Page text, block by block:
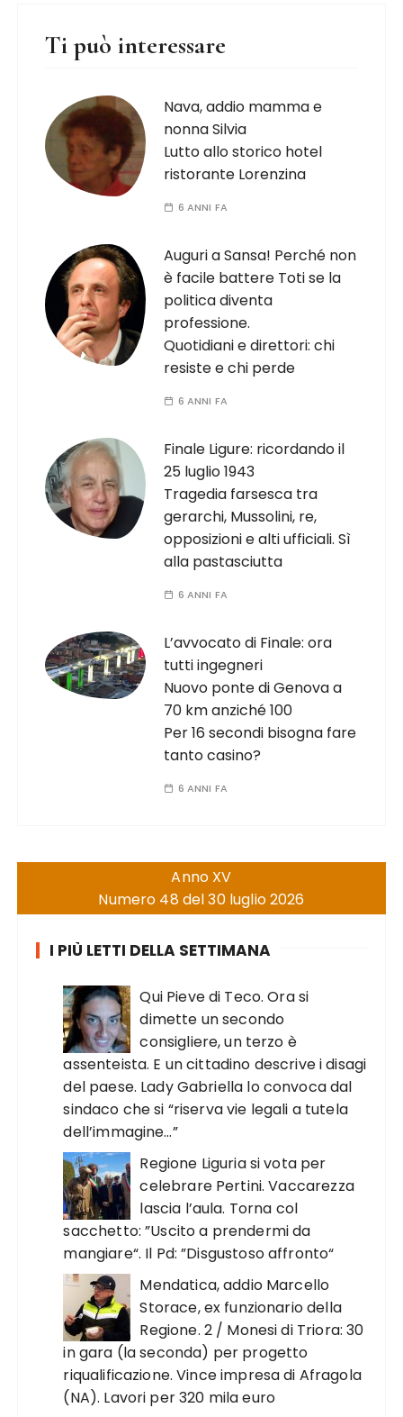
Ti può interessare
Nava, addio mamma e
nonna Silvia
Lutto allo storico hotel
ristorante Lorenzina
6 ANNI FA
Auguri a Sansa! Perché non
è facile battere Toti se la
politica diventa
professione.
Quotidiani e direttori: chi
resiste e chi perde
6 ANNI FA
Finale Ligure: ricordando il
25 luglio 1943
Tragedia farsesca tra
gerarchi, Mussolini, re,
opposizioni e alti ufficiali. Sì
alla pastasciutta
6 ANNI FA
L’avvocato di Finale: ora
tutti ingegneri
Nuovo ponte di Genova a
70 km anziché 100
Per 16 secondi bisogna fare
tanto casino?
6 ANNI FA
Anno XV
Numero 48 del 30 luglio 2026
I PIÙ LETTI DELLA SETTIMANA
Qui Pieve di Teco. Ora si
dimette un secondo
consigliere, un terzo è
assenteista. E un cittadino descrive i disagi
del paese. Lady Gabriella lo convoca dal
sindaco che si “riserva vie legali a tutela
dell’immagine…”
Regione Liguria si vota per
celebrare Pertini. Vaccarezza
lascia l’aula. Torna col
sacchetto: ”Uscito a prendermi da
mangiare“. Il Pd: ”Disgustoso affronto“
Mendatica, addio Marcello
Storace, ex funzionario della
Regione. 2 / Monesi di Triora: 30
in gara (la seconda) per progetto
riqualificazione. Vince impresa di Afragola
(NA). Lavori per 320 mila euro